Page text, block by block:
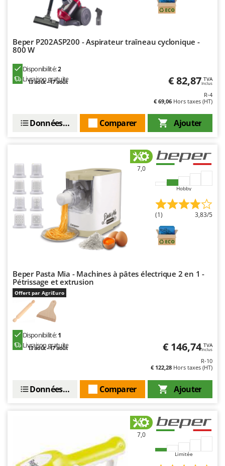
Z
Zephir
Zomax
Beper P202ASP200 - Aspirateur traîneau cyclonique -
800 W
Disponibilité:2
Livraison gratuite
13 août - 17 août € 82,87 TVA
Inclus
R-4
€ 69,06 Hors taxes (HT)
Ajouter
Comparer
Données techniques
7,0
Hobby
(1) 3,83/5
Beper Pasta Mia - Machines à pâtes électrique 2 en 1 -
Pétrissage et extrusion
Offert par AgriEuro
Disponibilité:1
Livraison gratuite
13 août - 17 août € 146,74 TVA
Inclus
R-10
€ 122,28 Hors taxes (HT)
Ajouter
Comparer
Données techniques
7,0
Limitée